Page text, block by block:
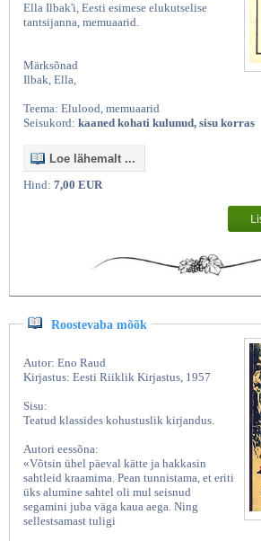
Ella Ilbak'i, Eesti esimese elukutselise
tantsijanna, memuaarid.
Märksõnad
Ilbak, Ella,
Teema: Elulood, memuaarid
Seisukord: kaaned kohati kulunud, sisu korras
Loe lähemalt ...
Hind: 7,00 EUR
Roostevaba mõõk
Autor: Eno Raud
Kirjastus: Eesti Riiklik Kirjastus, 1957
Sisu:
Teatud klassides kohustuslik kirjandus.
Autori eessõna:
«Võtsin ühel päeval kätte ja hakkasin
sahtleid kraamima. Pean tunnistama, et eriti
üks alumine sahtel oli mul seisnud
segamini juba väga kaua aega. Ning
sellestsamast tuligi